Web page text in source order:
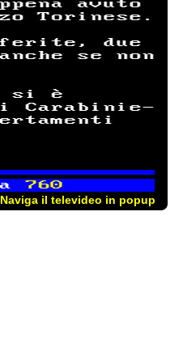
Naviga il televideo in popup